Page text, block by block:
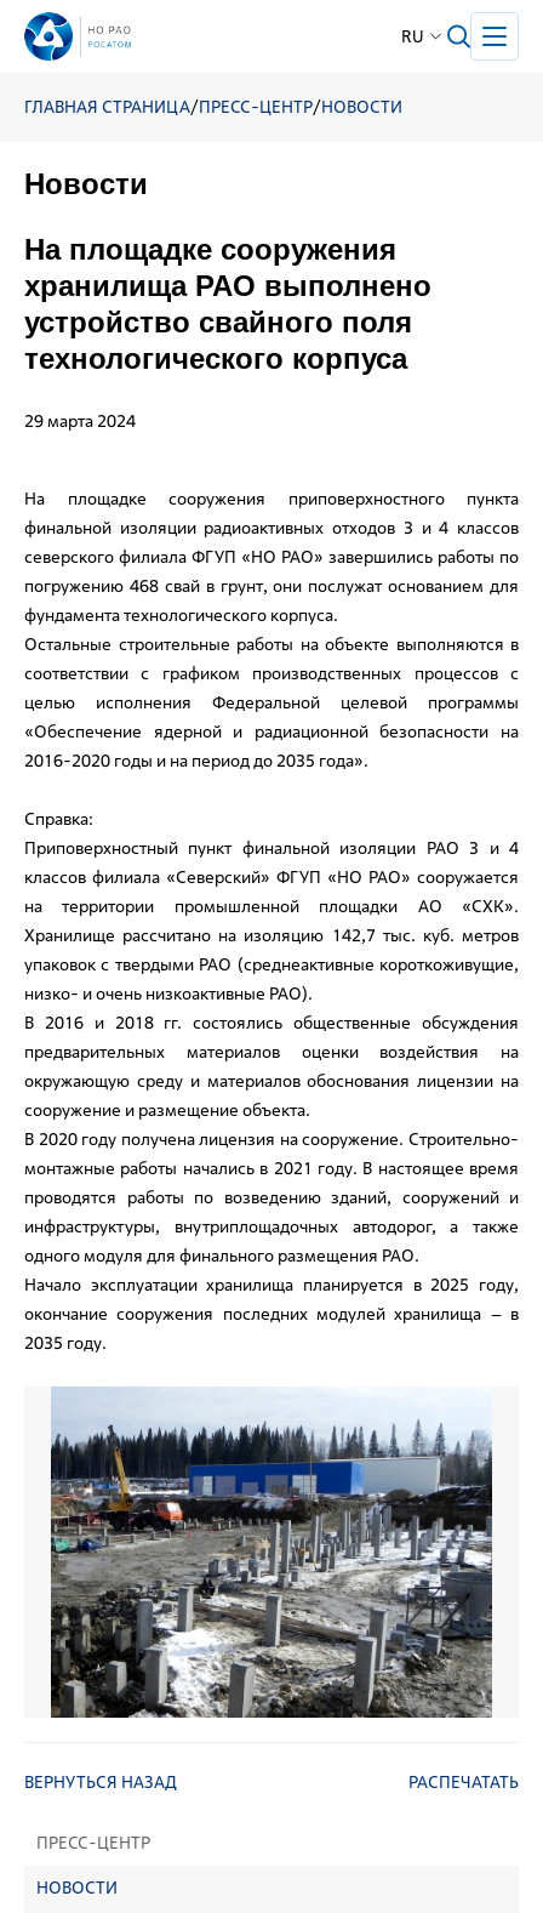
RU
ГЛАВНАЯ СТРАНИЦА/ПРЕСС-ЦЕНТР/НОВОСТИ
ПРЕСС-ЦЕНТР
НОВОСТИ
Новости
На площадке сооружения
хранилища РАО выполнено
устройство свайного поля
технологического корпуса
29 марта 2024
На площадке сооружения приповерхностного пункта
финальной изоляции радиоактивных отходов 3 и 4 классов
северского филиала ФГУП «НО РАО» завершились работы по
погружению 468 свай в грунт, они послужат основанием для
фундамента технологического корпуса.
Остальные строительные работы на объекте выполняются в
соответствии с графиком производственных процессов с
целью исполнения Федеральной целевой программы
«Обеспечение ядерной и радиационной безопасности на
2016-2020 годы и на период до 2035 года».
Справка:
Приповерхностный пункт финальной изоляции РАО 3 и 4
классов филиала «Северский» ФГУП «НО РАО» сооружается
на территории промышленной площадки АО «СХК».
Хранилище рассчитано на изоляцию 142,7 тыс. куб. метров
упаковок с твердыми РАО (среднеактивные короткоживущие,
низко- и очень низкоактивные РАО).
В 2016 и 2018 гг. состоялись общественные обсуждения
предварительных материалов оценки воздействия на
окружающую среду и материалов обоснования лицензии на
сооружение и размещение объекта.
В 2020 году получена лицензия на сооружение. Строительно-
монтажные работы начались в 2021 году. В настоящее время
проводятся работы по возведению зданий, сооружений и
инфраструктуры, внутриплощадочных автодорог, а также
одного модуля для финального размещения РАО.
Начало эксплуатации хранилища планируется в 2025 году,
окончание сооружения последних модулей хранилища – в
2035 году.
ВЕРНУТЬСЯ НАЗАД РАСПЕЧАТАТЬ